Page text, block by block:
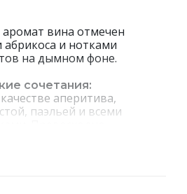
вина отмечен
и нотками
на дымном фоне.
сочетания:
аперитива,
паэльей и всеми